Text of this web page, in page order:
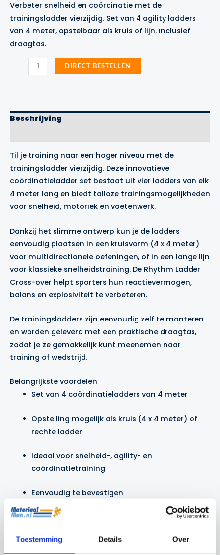
Toestemming Details Over
was:
€49.99.
is:
€44.99.
Verbeter snelheid en coördinatie met de
trainingsladder vierzijdig. Set van 4 agility ladders
van 4 meter, opstelbaar als kruis of lijn. Inclusief
draagtas.
Trainingsladder
vierzijdig
aantal
DIRECT BESTELLEN
Beschrijving
Til je training naar een hoger niveau met de
trainingsladder vierzijdig. Deze innovatieve
coördinatieladder set bestaat uit vier ladders van elk
4 meter lang en biedt talloze trainingsmogelijkheden
voor snelheid, motoriek en voetenwerk.
Dankzij het slimme ontwerp kun je de ladders
eenvoudig plaatsen in een kruisvorm (4 x 4 meter)
voor multidirectionele oefeningen, of in een lange lijn
voor klassieke snelheidstraining. De Rhythm Ladder
Cross-over helpt sporters hun reactievermogen,
balans en explosiviteit te verbeteren.
De trainingsladders zijn eenvoudig zelf te monteren
en worden geleverd met een praktische draagtas,
zodat je ze gemakkelijk kunt meenemen naar
training of wedstrijd.
Belangrijkste voordelen
Set van 4 coördinatieladders van 4 meter
Opstelling mogelijk als kruis (4 x 4 meter) of
rechte ladder
Ideaal voor snelheid-, agility- en
coördinatietraining
Eenvoudig te bevestigen
Inclusief handige draagtas